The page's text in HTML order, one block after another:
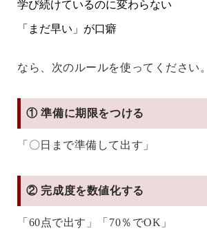
学び続けているのに変わらない
「まだ早い」が口癖
なら、次のルールを使ってください。
① 準備に期限をつける
「〇日まで準備して出す」
② 完成度を数値化する
「60点で出す」「70％でOK」